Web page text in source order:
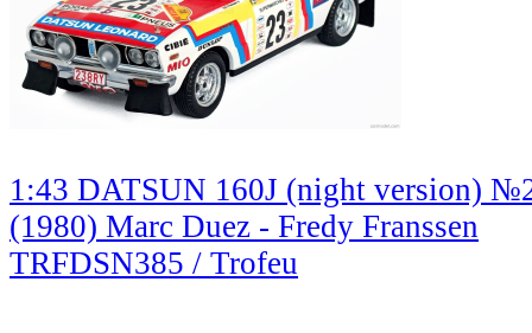
1:43 DATSUN 160J (night version)
(1980) Marc Duez - Fredy Franssen
TRFDSN385 / Trofeu